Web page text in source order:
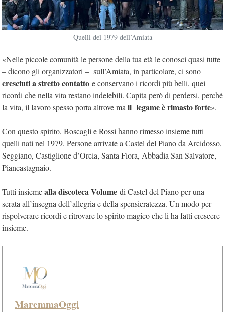
Quelli del 1979 dell’Amiata
«Nelle piccole comunità le persone della tua età le conosci quasi tutte
– dicono gli organizzatori – sull’Amiata, in particolare, ci sono
cresciuti a stretto contatto e conservano i ricordi più belli, quei
ricordi che nella vita restano indelebili. Capita però di perdersi, perché
la vita, il lavoro spesso porta altrove ma il legame è rimasto forte».
Con questo spirito, Boscagli e Rossi hanno rimesso insieme tutti
quelli nati nel 1979. Persone arrivate a Castel del Piano da Arcidosso,
Seggiano, Castiglione d’Orcia, Santa Fiora, Abbadia San Salvatore,
Piancastagnaio.
Tutti insiemealla discoteca Volume di Castel del Piano per una
serata all’insegna dell’allegria e della spensieratezza. Un modo per
rispolverare ricordi e ritrovare lo spirito magico che li ha fatti crescere
insieme.
MaremmaOggi